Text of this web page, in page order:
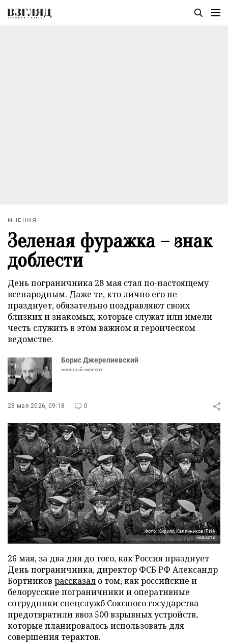
МНЕНИЯ
Зеленая фуражка – знак
доблести
День пограничника 28 мая стал по-настоящему
всенародным. Даже те, кто лично его не
празднует, обязательно поздравляют своих
близких и знакомых, которые служат или имели
честь служить в этом важном и героическом
ведомстве.
Борис Джерелиевский
военный эксперт
28 мая 2026, 09:18 0
Фото: Кирилл Каллиников/РИА
Новости
26 мая, за два дня до того, как Россия празднует
День пограничника, директор ФСБ РФ Александр
Бортников рассказал о том, как российские и
белорусские пограничники и оперативные
сотрудники спецслужб Союзного государства
предотвратили ввоз 500 взрывных устройств,
которые планировалось использовать для
совершения терактов.